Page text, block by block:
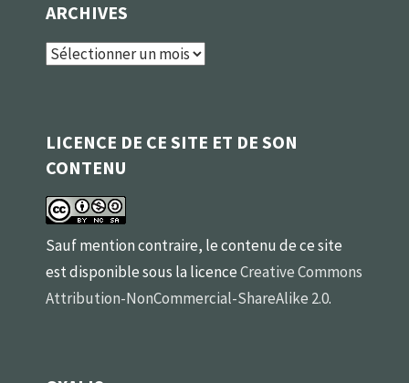
ARCHIVES
Archives
LICENCE DE CE SITE ET DE SON
CONTENU
Sauf mention contraire, le contenu de ce site
est disponible sous la licenceCreative Commons
Attribution-NonCommercial-ShareAlike 2.0.